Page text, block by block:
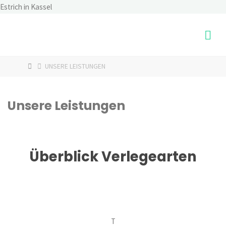
Estrich in Kassel
HOMEUNSERE LEISTUNGEN
Unsere Leistungen
Überblick Verlegearten
T